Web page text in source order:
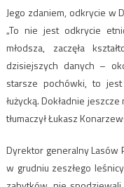
Jego zdaniem, odkrycie w
„To nie jest odkrycie
młodsza, zaczęła
dzisiejszych danych –
starsze pochówki, to
łużycką. Dokładnie
tłumaczył Łukasz
Dyrektor generalny Lasów
w grudniu zeszłego